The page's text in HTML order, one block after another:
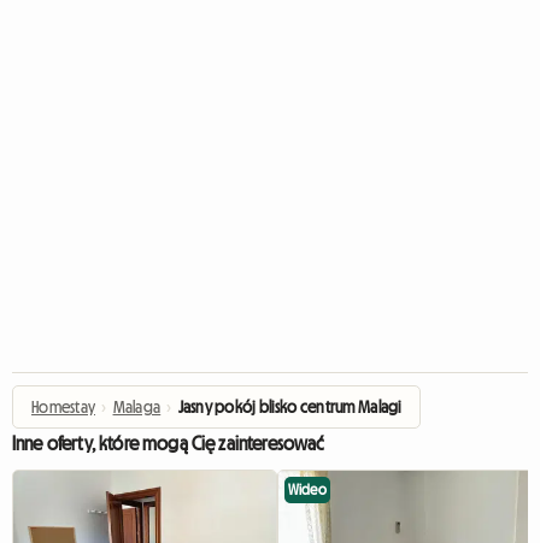
Homestay › Malaga › Jasny pokój blisko centrum Malagi
Inne oferty, które mogą Cię zainteresować
Wideo